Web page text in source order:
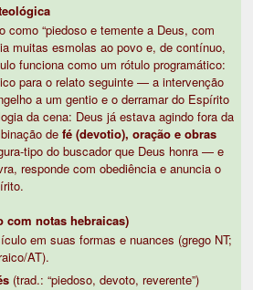
como “piedoso e temente a Deus, com
muitas esmolas ao povo e, de contínuo,
funciona como um rótulo programático:
para o relato seguinte — a intervenção
a um gentio e o derramar do Espírito
da cena: Deus já estava agindo fora da
defé (devotio), oração e obras
tipo do buscador que Deus honra — e
responde com obediência e anuncia o
notas hebraicas)
em suas formas e nuances (grego NT;
AT).
(trad.: “piedoso, devoto, reverente”)